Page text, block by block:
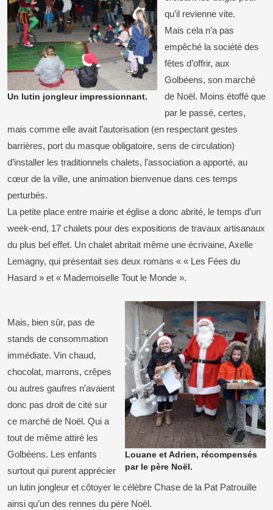
Un lutin jongleur impressionnant.
qu’il revienne vite.
Mais cela n’a pas
empêché la société des
fêtes d’offrir, aux
Golbéens, son marché
de Noël. Moins étoffé que
par le passé, certes,
mais comme elle avait l’autorisation (en respectant gestes
barrières, port du masque obligatoire, sens de circulation)
d’installer les traditionnels chalets, l’association a apporté, au
cœur de la ville, une animation bienvenue dans ces temps
perturbés.
La petite place entre mairie et église a donc abrité, le temps d’un
week-end, 17 chalets pour des expositions de travaux artisanaux
du plus bel effet. Un chalet abritait même une écrivaine, Axelle
Lemagny, qui présentait ses deux romans « « Les Fées du
Hasard » et « Mademoiselle Tout le Monde ».
Louane et Adrien, récompensés
par le père Noël.
Mais, bien sûr, pas de
stands de consommation
immédiate. Vin chaud,
chocolat, marrons, crêpes
ou autres gaufres n’avaient
donc pas droit de cité sur
ce marché de Noël. Qui a
tout de même attiré les
Golbéens. Les enfants
surtout qui purent apprécier
un lutin jongleur et côtoyer le célèbre Chase de la Pat Patrouille
ainsi qu’un des rennes du père Noël.